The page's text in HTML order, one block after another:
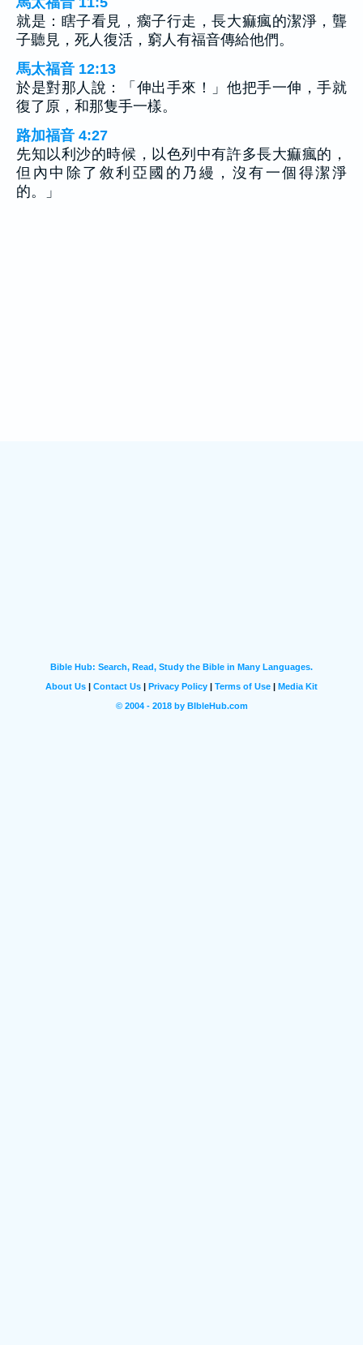
就是：瞎子看見，瘸子行走，長大痲瘋的潔淨，聾
子聽見，死人復活，窮人有福音傳給他們。
馬太福音 12:13
於是對那人說：「伸出手來！」他把手一伸，手就
復了原，和那隻手一樣。
路加福音 4:27
先知以利沙的時候，以色列中有許多長大痲瘋的，
但內中除了敘利亞國的乃縵，沒有一個得潔淨
的。」